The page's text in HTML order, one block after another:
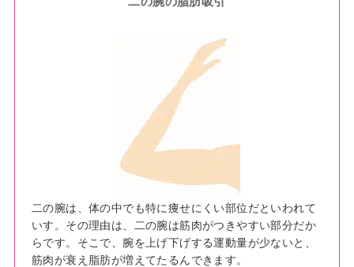
二の腕は、体の中でも特に痩せにくい部位だといわれて
いす。その理由は、二の腕は筋肉がつきやすい部分だか
らです。そこで、腕を上げ下げする運動量が少ないと、
筋肉が衰え脂肪が増えてたるんできます。